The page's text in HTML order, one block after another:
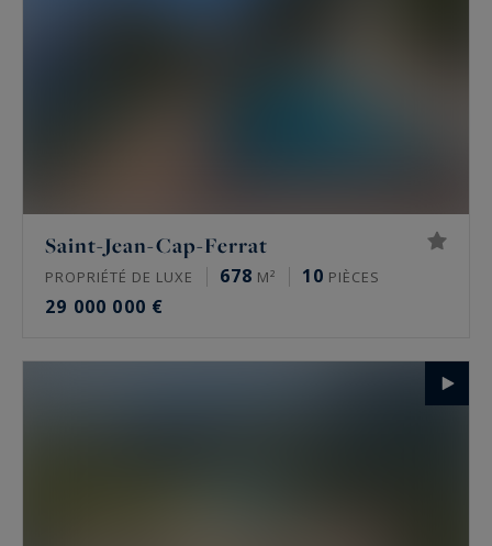
Saint-Jean-Cap-Ferrat
PROPRIÉTÉ DE LUXE 678 M² 10 PIÈCES
29 000 000 €